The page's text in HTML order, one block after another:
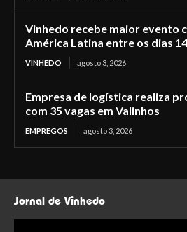
Vinhedo recebe maior evento
América Latina entre os dias
VINHEDO agosto 3, 2026
Empresa de logística realiza
com 35 vagas em Valinhos
EMPREGOS agosto 3, 2026
Jornal de Vinhedo